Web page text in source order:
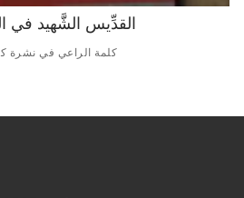
القدِّيس الشَّهيد في
كلمة الراعي في نشرة